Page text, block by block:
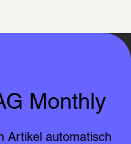
Monthly
Artikel automatisch